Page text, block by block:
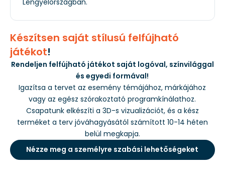
Készítsen saját stílusú felfújható
játékot!
Rendeljen felfújható játékot saját logóval, színvilággal
és egyedi formával!
Igazítsa a tervet az esemény témájához, márkájához
vagy az egész szórakoztató programkínálathoz.
Csapatunk elkészíti a 3D-s vizualizációt, és a kész
terméket a terv jóváhagyásától számított 10-14 héten
belül megkapja.
Nézze meg a személyre szabási lehetőségeket